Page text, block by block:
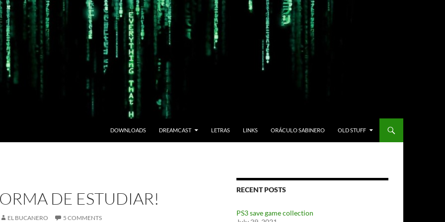
DOWNLOADS DREAMCAST LETRAS LINKS ORÁCULO SABINERO OLD STUFF
DE ESTUDIAR!
EL BUCANERO 5 COMMENTS
RECENT POSTS
PS3 save game collection